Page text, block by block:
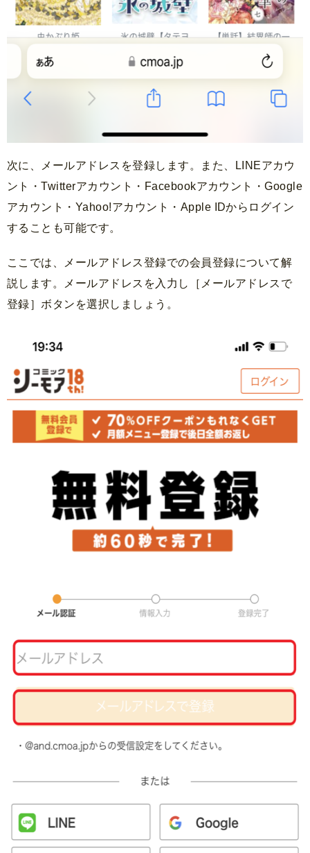
次に、メールアドレスを登録します。また、LINEアカウ
ント・Twitterアカウント・Facebookアカウント・Google
アカウント・Yahoo!アカウント・Apple IDからログイン
することも可能です。
ここでは、メールアドレス登録での会員登録について解
説します。メールアドレスを入力し［メールアドレスで
登録］ボタンを選択しましょう。